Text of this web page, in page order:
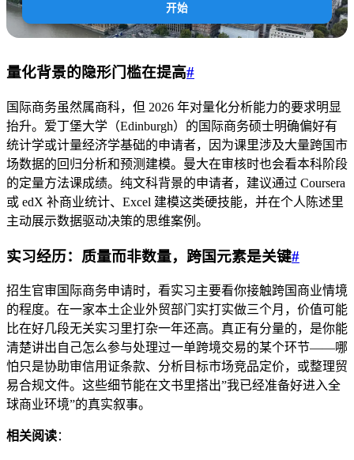
开始
量化背景的隐形门槛在提高#
国际商务虽然属商科，但 2026 年对量化分析能力的要求明显
抬升。爱丁堡大学（Edinburgh）的国际商务硕士明确偏好有
统计学或计量经济学基础的申请者，因为课里涉及大量跨国市
场数据的回归分析和预测建模。曼大在审核时也会看本科阶段
的定量方法课成绩。纯文科背景的申请者，建议通过 Coursera
或 edX 补商业统计、Excel 建模这类硬技能，并在个人陈述里
主动展示数据驱动决策的思维案例。
实习经历：质量而非数量，跨国元素是关键#
招生官审国际商务申请时，看实习主要看你接触跨国商业情境
的程度。在一家本土企业外贸部门实打实做三个月，价值可能
比在好几段无关实习里打杂一年还高。真正有分量的，是你能
清楚讲出自己怎么参与处理过一单跨境交易的某个环节——哪
怕只是协助审信用证条款、分析目标市场竞品定价，或整理贸
易合规文件。这些细节能在文书里搭出”我已经准备好进入全
球商业环境”的真实叙事。
相关阅读：